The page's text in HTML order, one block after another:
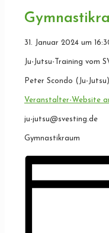
31. Januar 2024 um
Ju-Jutsu-Training vom
Peter Scondo (Ju-Jutsu)
Veranstalter-Website
ju-jutsu@svesting.de
Gymnastikraum